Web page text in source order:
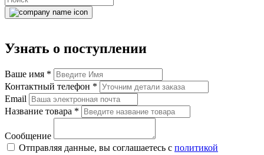
Узнать о поступлении
Ваше имя *
Контактный телефон *
Email
Название товара *
Сообщение
Отправляя данные, вы соглашаетесь с политикой